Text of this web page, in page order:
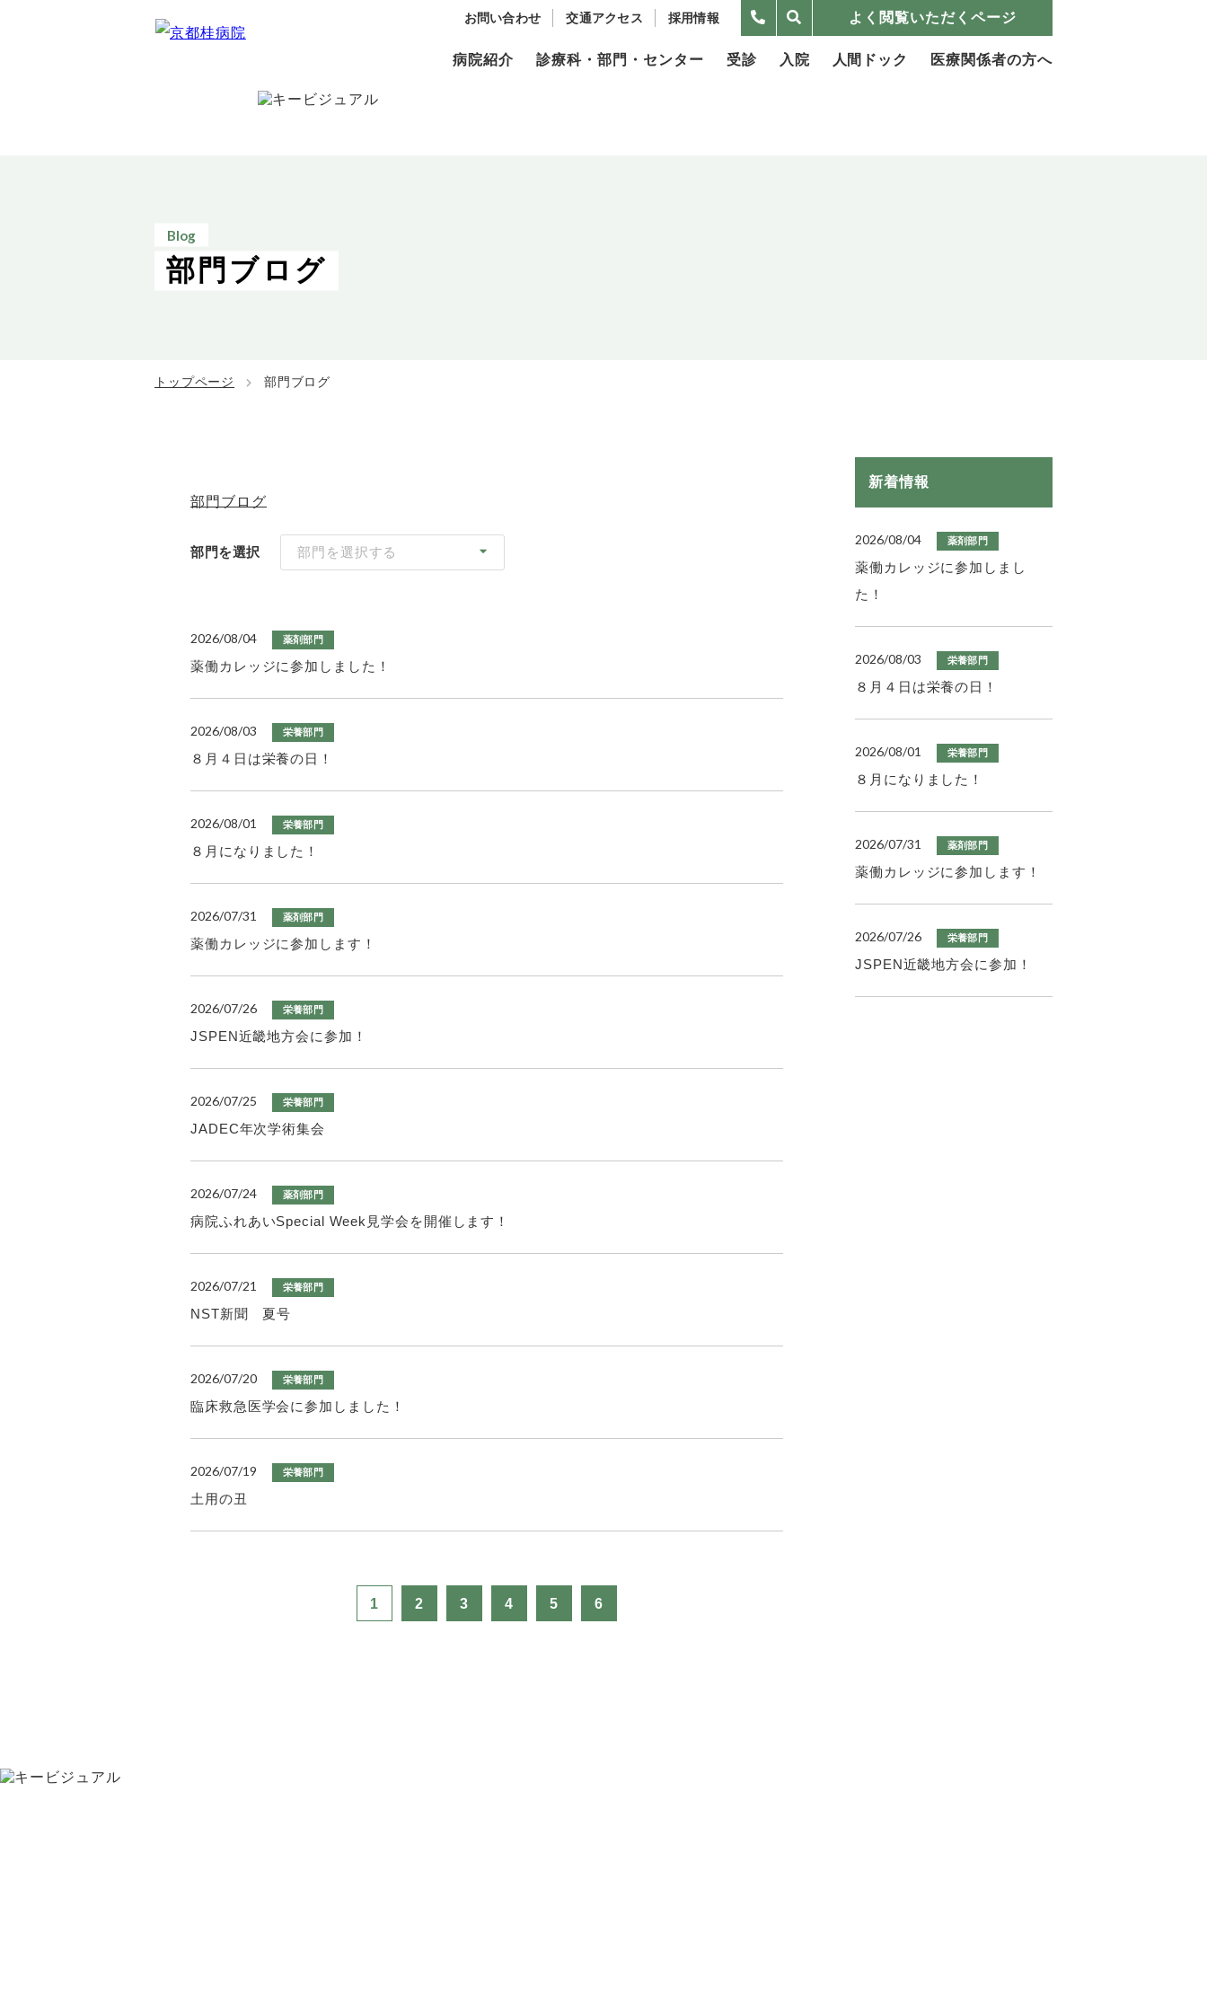
お問い合わせ 交通アクセス 採用情報 よく閲覧いただくページ
病院紹介 診療科・部門・センター 受診 入院 人間ドック 医療関係者の方へ
Blog
部門ブログ
トップページ 部門ブログ
部門ブログ
部門を選択 部門を選択する
2026/08/04 薬剤部門
薬働カレッジに参加しました！
2026/08/03 栄養部門
８月４日は栄養の日！
2026/08/01 栄養部門
８月になりました！
2026/07/31 薬剤部門
薬働カレッジに参加します！
2026/07/26 栄養部門
JSPEN近畿地方会に参加！
2026/07/25 栄養部門
JADEC年次学術集会
2026/07/24 薬剤部門
病院ふれあいSpecial Week見学会を開催します！
2026/07/21 栄養部門
NST新聞 夏号
2026/07/20 栄養部門
臨床救急医学会に参加しました！
2026/07/19 栄養部門
土用の丑
1 2 3 4 5 6
新着情報
2026/08/04 薬剤部門
薬働カレッジに参加しまし
た！
2026/08/03 栄養部門
８月４日は栄養の日！
2026/08/01 栄養部門
８月になりました！
2026/07/31 薬剤部門
薬働カレッジに参加します！
2026/07/26 栄養部門
JSPEN近畿地方会に参加！